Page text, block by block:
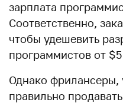
зарплата
Соответственно,
чтобы удешевить
программистов от
Однако
правильно